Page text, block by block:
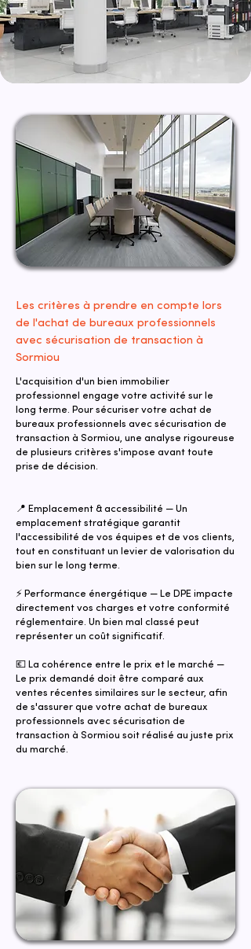
Les critères à prendre en compte lors
de l'achat de bureaux professionnels
avec sécurisation de transaction à
Sormiou
L'acquisition d'un bien immobilier
professionnel engage votre activité sur le
long terme. Pour sécuriser votre achat de
bureaux professionnels avec sécurisation de
transaction à Sormiou, une analyse rigoureuse
de plusieurs critères s'impose avant toute
prise de décision.
📍 Emplacement & accessibilité — Un
emplacement stratégique garantit
l'accessibilité de vos équipes et de vos clients,
tout en constituant un levier de valorisation du
bien sur le long terme.
⚡ Performance énergétique — Le DPE impacte
directement vos charges et votre conformité
réglementaire. Un bien mal classé peut
représenter un coût significatif.
💶 La cohérence entre le prix et le marché —
Le prix demandé doit être comparé aux
ventes récentes similaires sur le secteur, afin
de s'assurer que votre achat de bureaux
professionnels avec sécurisation de
transaction à Sormiou soit réalisé au juste prix
du marché.